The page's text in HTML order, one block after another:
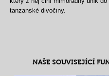
tanzanské divočiny.
NAŠE SOUVISEJÍCÍ